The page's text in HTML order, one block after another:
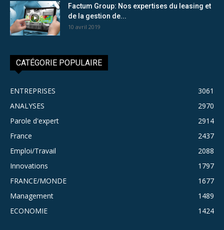
Factum Group: Nos expertises du leasing et
de la gestion de...
10 avril 2019
CATÉGORIE POPULAIRE
ENTREPRISES
3061
ANALYSES
2970
Parole d'expert
2914
France
2437
Emploi/Travail
2088
Innovations
1797
FRANCE/MONDE
1677
Management
1489
ECONOMIE
1424